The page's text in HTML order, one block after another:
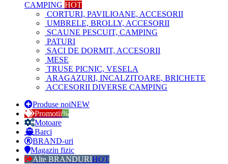
CAMPING HOT
CORTURI, PAVILIOANE, ACCESORII
UMBRELE, BROLLY, ACCESORII
SCAUNE PESCUIT, CAMPING
PATURI
SACI DE DORMIT, ACCESORII
MESE
TRUSE PICNIC, VESELA
ARAGAZURI, INCALZITOARE, BRICHETE
ACCESORII DIVERSE CAMPING
Produse noiNEW
Promotii%
Motoare
Barci
BRAND-uri
Magazin fizic
Alte BRANDURIHOT